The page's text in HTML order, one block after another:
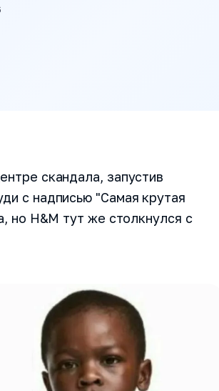
скандала, запустив
с надписью "Самая крутая
но H&M тут же столкнулся с